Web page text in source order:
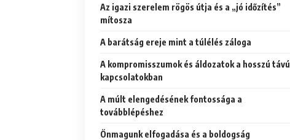
Az igazi szerelem rögös útja és a „jó időzítés”
mítosza
A barátság ereje mint a túlélés záloga
A kompromisszumok és áldozatok a hosszú távú
kapcsolatokban
A múlt elengedésének fontossága a
továbblépéshez
Önmagunk elfogadása és a boldogság